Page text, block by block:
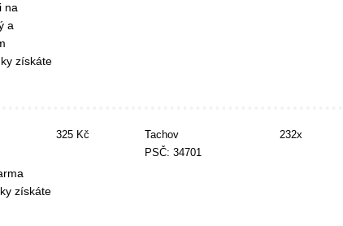
na
a
získáte
získáte
325 Kč
Tachov
PSČ: 34701
232x